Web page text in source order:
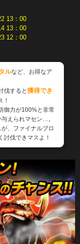
13：00
13：00
12：00
ルなど、お得なア
伐すると 獲得でき
！
御力が100%と非常
えられマセン…。
、ファイナルブロ
討伐できマスよ！